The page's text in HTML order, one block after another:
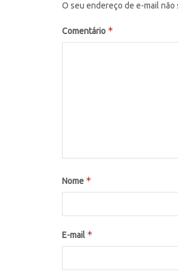
O seu endereço de e-mail não
Comentário *
Nome *
E-mail *